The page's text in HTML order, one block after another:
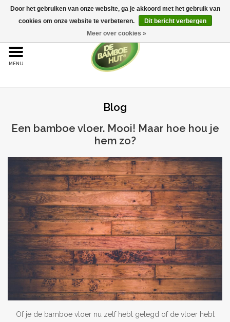
Home
Onderhoud
Bijproducten
Leggen
Outlet
Contact
Blog
Een bamboe vloer. Mooi! Maar hoe hou je
hem zo?
Of je de bamboe vloer nu zelf hebt gelegd of de vloer hebt
Door het gebruiken van onze website, ga je akkoord met het gebruik van
cookies om onze website te verbeteren.
Dit bericht verbergen
Meer over cookies »